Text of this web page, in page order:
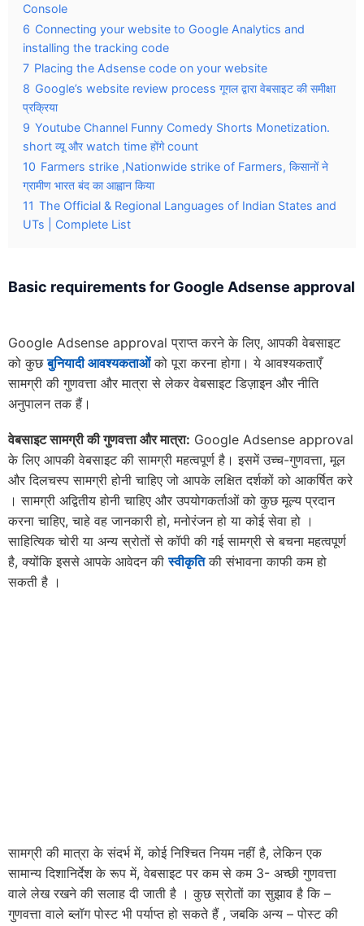
Console
6 Connecting your website to Google Analytics and
installing the tracking code
7 Placing the Adsense code on your website
8 Google’s website review process गूगल द्वारा वेबसाइट की समीक्षा
प्रक्रिया
9 Youtube Channel Funny Comedy Shorts Monetization.
short व्यू और watch time होंगे count
10 Farmers strike ,Nationwide strike of Farmers, किसानों ने
ग्रामीण भारत बंद का आह्वान किया
11 The Official & Regional Languages of Indian States and
UTs | Complete List
Basic requirements for Google Adsense approval
Google Adsense approval प्राप्त करने के लिए, आपकी वेबसाइट
को कुछबुनियादी आवश्यकताओंको पूरा करना होगा। ये आवश्यकताएँ
सामग्री की गुणवत्ता और मात्रा से लेकर वेबसाइट डिज़ाइन और नीति
अनुपालन तक हैं।
वेबसाइट सामग्री की गुणवत्ता और मात्रा: Google Adsense approval
के लिए आपकी वेबसाइट की सामग्री महत्वपूर्ण है। इसमें उच्च-गुणवत्ता, मूल
और दिलचस्प सामग्री होनी चाहिए जो आपके लक्षित दर्शकों को आकर्षित करे
। सामग्री अद्वितीय होनी चाहिए और उपयोगकर्ताओं को कुछ मूल्य प्रदान
करना चाहिए, चाहे वह जानकारी हो, मनोरंजन हो या कोई सेवा हो ।
साहित्यिक चोरी या अन्य स्रोतों से कॉपी की गई सामग्री से बचना महत्वपूर्ण
है, क्योंकि इससे आपके आवेदन कीस्वीकृतिकी संभावना काफी कम हो
सकती है ।
सामग्री की मात्रा के संदर्भ में, कोई निश्चित नियम नहीं है, लेकिन एक
सामान्य दिशानिर्देश के रूप में, वेबसाइट पर कम से कम 3- अच्छी गुणवत्ता
वाले लेख रखने की सलाह दी जाती है । कुछ स्रोतों का सुझाव है कि –
गुणवत्ता वाले ब्लॉग पोस्ट भी पर्याप्त हो सकते हैं , जबकि अन्य – पोस्ट की